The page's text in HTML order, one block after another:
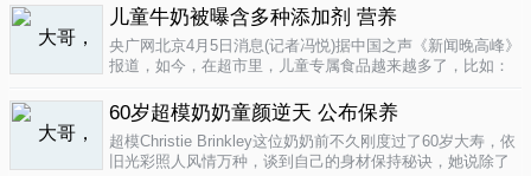
示，孩子应该尽量少喝。超市儿童牛奶添加剂高达10种昨
天，重庆晨报记者在杨家坪..
儿童牛奶被曝含多种添加剂 营养
央广网北京4月5日消息(记者冯悦)据中国之声《新闻晚高峰》
报道，如今，在超市里，儿童专属食品越来越多了，比如：
非常独特，因此，备受孩子们和家长的喜爱。然而，一些营
养专家指出，儿童牛奶比普通..
60岁超模奶奶童颜逆天 公布保养
超模Christie Brinkley这位奶奶前不久刚度过了60岁大寿，依
旧光彩照人风情万种，谈到自己的身材保持秘诀，她说除了